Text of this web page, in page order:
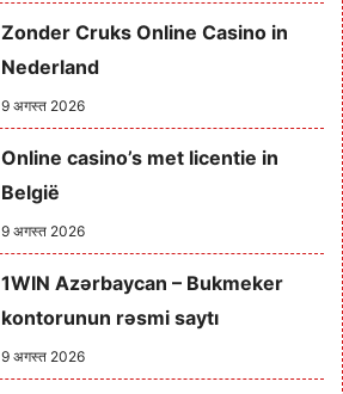
Zonder Cruks Online Casino in
Nederland
9 अगस्त 2026
Online casino’s met licentie in
België
9 अगस्त 2026
1WIN Azərbaycan – Bukmeker
kontorunun rəsmi saytı
9 अगस्त 2026